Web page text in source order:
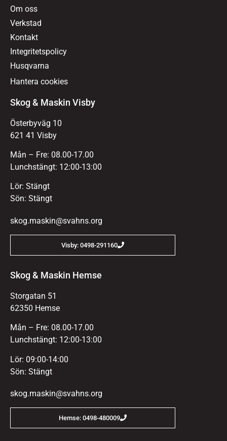
Om oss
Verkstad
Kontakt
Integritetspolicy
Husqvarna
Hantera cookies
Skog & Maskin Visby
Österbyväg 10
621 41 Visby
Mån – Fre: 08.00-17.00
Lunchstängt: 12:00-13:00
Lör: Stängt
Sön: Stängt
skog.maskin@svahns.org
Visby: 0498-291160
Skog & Maskin Hemse
Storgatan 51
62350 Hemse
Mån – Fre: 08.00-17.00
Lunchstängt: 12:00-13:00
Lör: 09:00-14:00
Sön: Stängt
skog.maskin@svahns.org
Hemse: 0498-480009